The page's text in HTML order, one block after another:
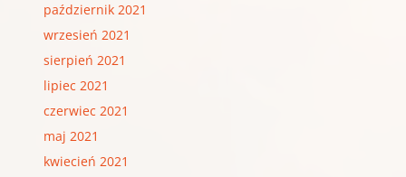
październik 2021
wrzesień 2021
sierpień 2021
lipiec 2021
czerwiec 2021
maj 2021
kwiecień 2021